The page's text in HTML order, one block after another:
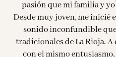
pasión que mi familia y
Desde muy joven, me inicié
sonido inconfundible que
tradicionales de La Rioja.
con el mismo